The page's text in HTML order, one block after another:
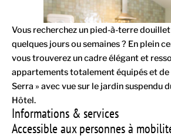
Vous recherchez un pied-à-terre
quelques jours ou semaines ? En plein
vous trouverez un cadre élégant et
appartements totalement équipés et de
Serra » avec vue sur le jardin suspendu
Hôtel.
Informations & services
Accessible aux personnes à